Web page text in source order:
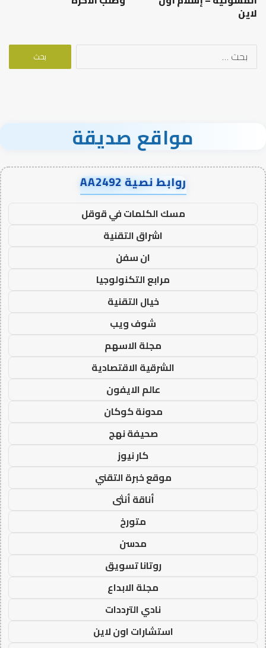
لاين
البحث
مواقع صديقة
روابط نصية AA2492
مسك الكلمات في قوقل
اشراق التقنية
ان سفن
مرابع التكنولوجيا
خيال التقنية
شوف ويب
مجلة الاسهم
الشرقية الاقتصادية
عالم الايفون
مدونة كوكان
صحيفة نهج
كار نيوز
موقع خبرة التقني
أناقة أنثى
متورخ
مدسن
روتانا تسويق
مجلة الابداع
نادي الترددات
استشارات اون لاين